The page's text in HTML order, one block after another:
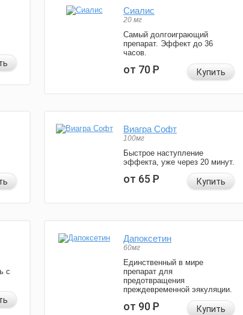
Сиалис
20 мг
Самый долгоиграющий
препарат. Эффект до 36
часов.
от 70Р Купить
Виагра Софт
100мг
Быстрое наступление
эффекта, уже через 20 минут.
от 65Р Купить
с
Дапоксетин
60мг
Единственный в мире
препарат для
предотвращения
преждевременной эякуляции.
от 90Р Купить